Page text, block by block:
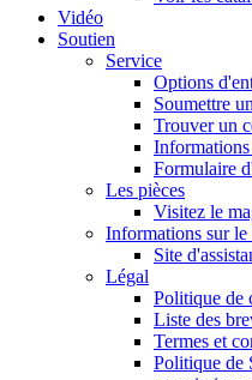
Vidéo
Soutien
Service
Options
Soumettre
Trouver un
Formulaire
Les pièces
Visitez le
Informations sur
Site
Légal
Politique de
Liste des
Termes et
Politique de